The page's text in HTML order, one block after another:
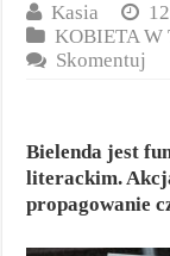
Kasia
KOBIETA W
Skomentuj
Bielenda jest
literackim.
propagowanie